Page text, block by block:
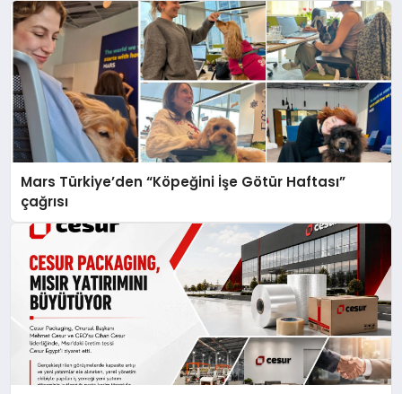
Mars Türkiye’den “Köpeğini İşe Götür Haftası”
çağrısı